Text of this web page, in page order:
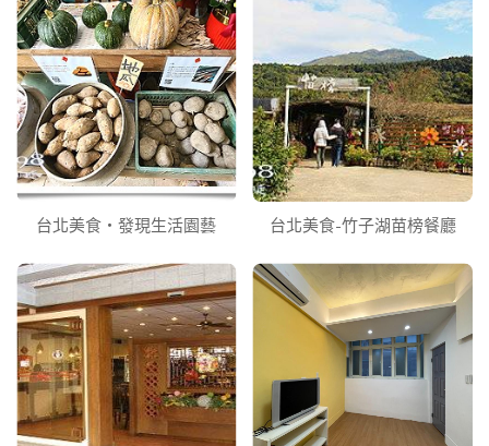
台北美食‧發現生活園藝 台北美食-竹子湖苗榜餐廳